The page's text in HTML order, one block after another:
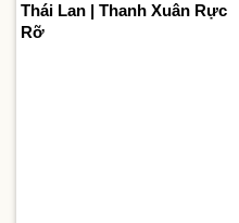
Thái Lan | Thanh Xuân Rực
Rỡ